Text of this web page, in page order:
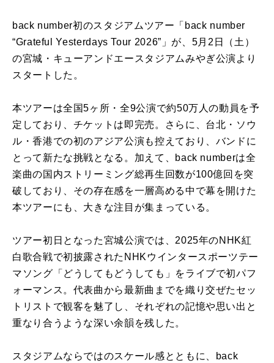
back number初のスタジアムツアー「back number
“Grateful Yesterdays Tour 2026”」が、5月2日（土）
の宮城・キューアンドエースタジアムみやぎ公演より
スタートした。
本ツアーは全国5ヶ所・全9公演で約50万人の動員を予
定しており、チケットは即完売。さらに、台北・ソウ
ル・香港での初のアジア公演も控えており、バンドに
とって新たな挑戦となる。加えて、back numberは全
楽曲の国内ストリーミング総再生回数が100億回を突
破しており、その存在感を一層高める中で幕を開けた
本ツアーにも、大きな注目が集まっている。
ツアー初日となった宮城公演では、2025年のNHK紅
白歌合戦で初披露されたNHKウインタースポーツテー
マソング「どうしてもどうしても」をライブで初パフ
ォーマンス。代表曲から最新曲までを織り交ぜたセッ
トリストで観客を魅了し、それぞれの記憶や思い出と
重なり合うような深い余韻を残した。
スタジアムならではのスケール感とともに、back